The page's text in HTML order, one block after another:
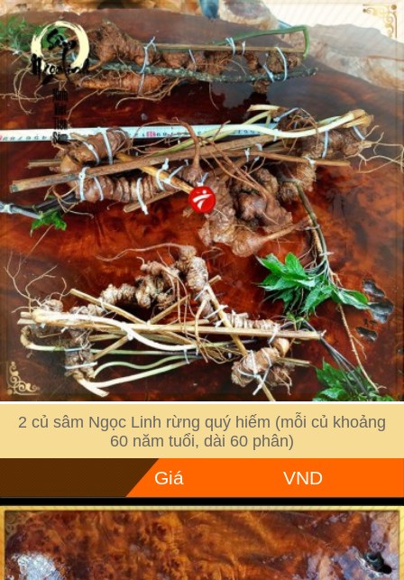
2 củ sâm Ngọc Linh rừng quý hiếm (mỗi củ khoảng
60 năm tuổi, dài 60 phân)
Giá VND